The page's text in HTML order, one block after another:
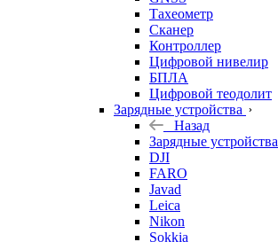
Тахеометр
Сканер
Контроллер
Цифровой нивелир
БПЛА
Цифровой теодолит
Зарядные устройства
Назад
Зарядные устройства
DJI
FARO
Javad
Leica
Nikon
Sokkia